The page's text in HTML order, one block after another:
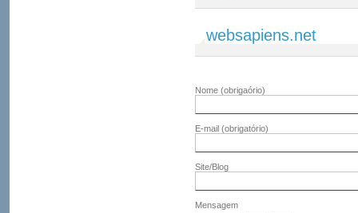
websapiens.net
Nome (obrigaório)
E-mail (obrigatório)
Site/Blog
Mensagem